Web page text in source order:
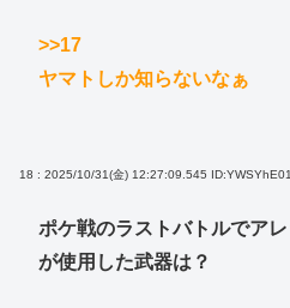
>>17
ヤマトしか知らないなぁ
18 : 2025/10/31(金) 12:27:09.545
ポケ戦のラストバトルでア
が使用した武器は？